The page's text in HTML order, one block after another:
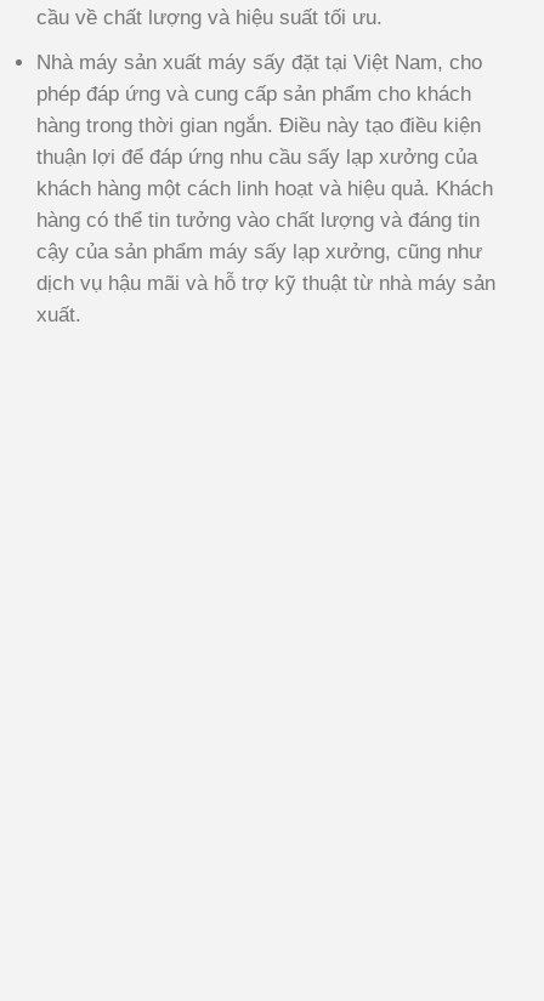
cầu về chất lượng và hiệu suất tối ưu.
Nhà máy sản xuất máy sấy đặt tại Việt Nam, cho
phép đáp ứng và cung cấp sản phẩm cho khách
hàng trong thời gian ngắn. Điều này tạo điều kiện
thuận lợi để đáp ứng nhu cầu sấy lạp xưởng của
khách hàng một cách linh hoạt và hiệu quả. Khách
hàng có thể tin tưởng vào chất lượng và đáng tin
cậy của sản phẩm máy sấy lạp xưởng, cũng như
dịch vụ hậu mãi và hỗ trợ kỹ thuật từ nhà máy sản
xuất.